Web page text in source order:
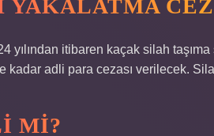
yılından itibaren kaçak silah
adli para cezası verilecek.
MI?